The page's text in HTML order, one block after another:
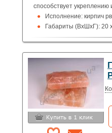
способствует
Исполнение: кирпич
Габариты (ВхШхГ): 20